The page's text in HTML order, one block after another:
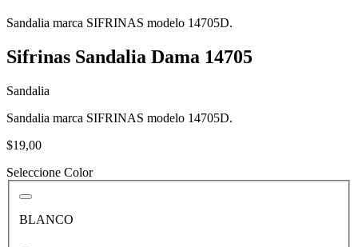
Sandalia marca SIFRINAS modelo 14705D.
Sifrinas Sandalia Dama 14705
Sandalia
Sandalia marca SIFRINAS modelo 14705D.
$19,00
Seleccione Color
BLANCO